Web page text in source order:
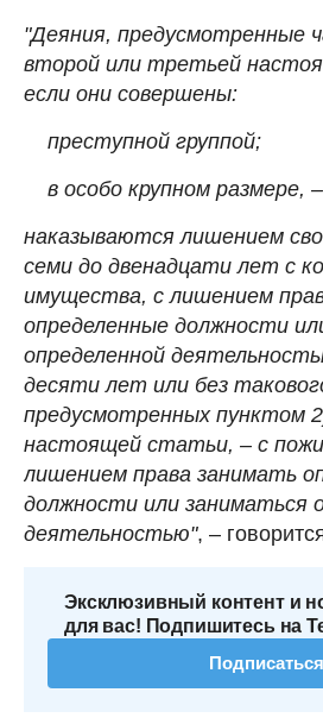
"Деяния, предусмотренные
второй или третьей
если они совершены:
преступной группой;
в особо крупном размере, –
наказываются лишением
семи до двенадцати лет с
имущества, с лишением
определенные должности
определенной
десяти лет или без
предусмотренных пунктом
настоящей статьи, – с
лишением права занимать
должности или заниматься
деятельностью", –
Эксклюзивный контент и
для вас! Подпишитесь на
Подписаться